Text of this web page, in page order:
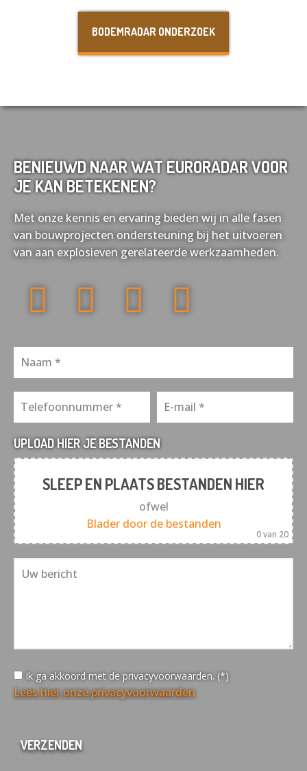
BODEMRADAR ONDERZOEK
BENIEUWD NAAR WAT EURORADAR VOOR
JE KAN BETEKENEN?
Met onze kennis en ervaring bieden wij in alle fasen
van bouwprojecten ondersteuning bij het uitvoeren
van aan explosieven gerelateerde werkzaamheden.
UPLOAD HIER JE BESTANDEN
SLEEP EN PLAATS BESTANDEN HIER
ofwel
Blader door de bestanden
0van 20
Ik ga akkoord met de privacyvoorwaarden. (*)
Lees hier onze privacyvoorwaarden